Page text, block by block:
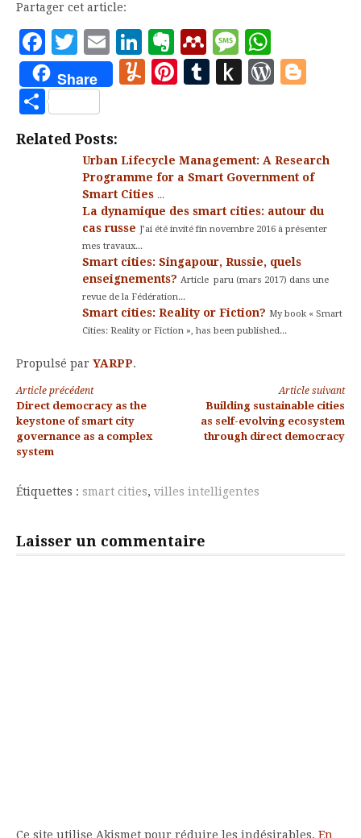
en octobre 2016. Cet
exposé très complet (Il
est rare d'avoir une
tribune d'une telle…
Partager cet article:
Facebook
Twitter
EmailLinkedIn
Evernote
Mendeley
Message
Share Yummly
Pinterest
Tumblr
Push
Partager
Related Posts:
Urban Lifecycle Management: A Research
Programme for a Smart Government of
Smart Cities ...
La dynamique des smart cities: autour du
cas russe J’ai été invité fin novembre 2016 à présenter
mes travaux...
Smart cities: Singapour, Russie, quels
enseignements? Article paru (mars 2017) dans une
revue de la Fédération...
Smart cities: Reality or Fiction? My book « Smart
Cities: Reality or Fiction », has been published...
Propulsé par YARPP.
Lire
la
suite
Article précédent
Direct democracy as the
keystone of smart city
governance as a complex
system
Article suivant
Building sustainable cities
as self-evolving ecosystem
through direct democracy
Étiquettes : smart cities, villes intelligentes
Laisser un commentaire
Ce site utilise Akismet pour réduire les indésirables. En